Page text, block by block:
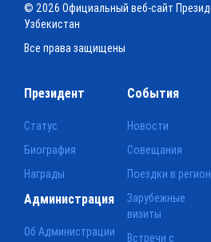
© 2026 Официальный веб-сайт
Узбекистан
Все права защищены
Президент
Статус
Биография
Награды
События
Новости
Совещания
Поездки в
Зарубежные
визиты
Встречи с
Администрация
Об Администрации